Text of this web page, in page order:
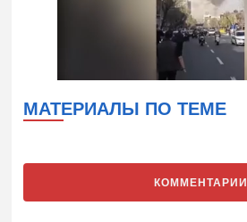
МАТЕРИАЛЫ ПО ТЕМЕ
КОММЕНТАРИИ